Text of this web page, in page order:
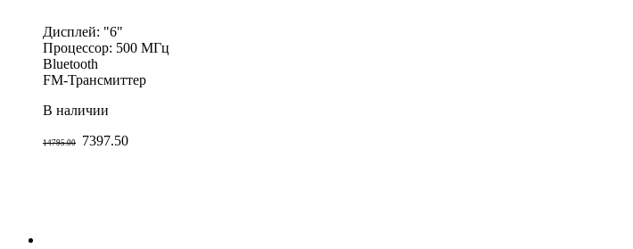
Дисплей: "6"
Процессор: 500 МГц
Bluetooth
FM-Трансмиттер
В наличии
14795.00 7397.50